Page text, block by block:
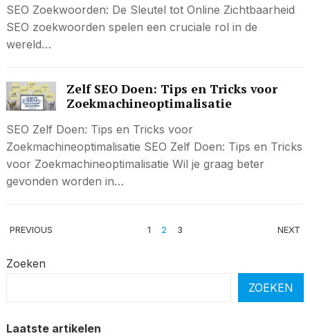
SEO Zoekwoorden: De Sleutel tot Online Zichtbaarheid
SEO zoekwoorden spelen een cruciale rol in de
wereld…
Zelf SEO Doen: Tips en Tricks voor
Zoekmachineoptimalisatie
SEO Zelf Doen: Tips en Tricks voor
Zoekmachineoptimalisatie SEO Zelf Doen: Tips en Tricks
voor Zoekmachineoptimalisatie Wil je graag beter
gevonden worden in…
BERICHTEN
PREVIOUS 1 2 3 NEXT
Zoeken
ZOEKEN
Laatste artikelen